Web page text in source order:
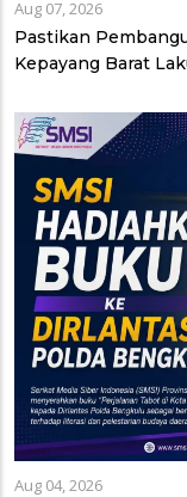
Aug 07, 2026
Pastikan
Kepayang Barat
Aug 04, 2026